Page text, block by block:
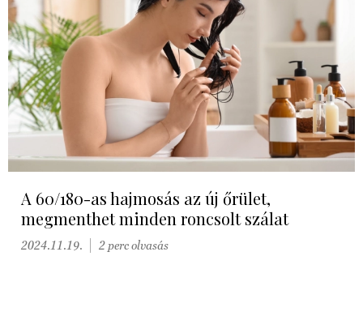
A 60/180-as hajmosás az új őrület,
megmenthet minden roncsolt szálat
2024.11.19. 2 perc olvasás